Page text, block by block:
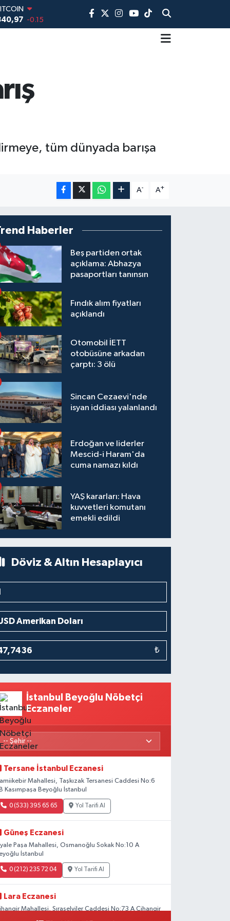
-0.15
ALTIN
0
tüm dünyada barışa
A- A+
Haberler
Beş partiden ortak
açıklama: Abhazya
pasaportları tanınsın
Fındık alım fiyatları
açıklandı
Otomobil İETT
otobüsüne arkadan
çarptı: 3 ölü
Sincan Cezaevi'nde
isyan iddiası yalanlandı
Erdoğan ve liderler
Mescid-i Haram'da
cuma namazı kıldı
YAŞ kararları: Hava
kuvvetleri komutanı
emekli edildi
Döviz & Altın Hesaplayıcı
₺
İstanbul Beyoğlu Nöbetçi
Eczaneler
Tersane İstanbul Eczanesi
Mahallesi, Taşkızak Tersanesi Caddesi No:6
Kasımpaşa Beyoğlu İstanbul
0 (533) 395 65 65 Yol Tarifi Al
Güneş Eczanesi
Paşa Mahallesi, Osmanoğlu Sokak No:10 A
İstanbul
0 (212) 235 72 04 Yol Tarifi Al
Lara Eczanesi
Mahallesi, Sıraselviler Caddesi No:73 A Cihangir